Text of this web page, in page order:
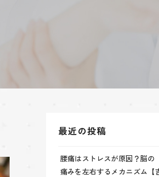
最近の投稿
腰痛はストレスが原因？脳の
痛みを左右するメカニズム【